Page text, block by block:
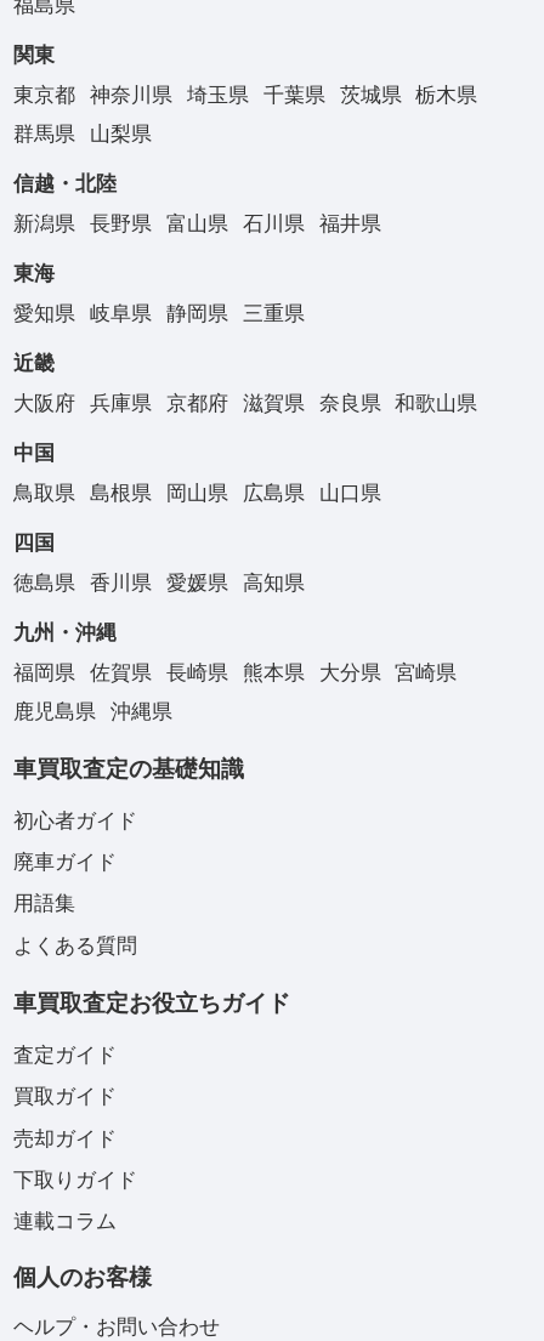
福島県
関東
東京都
神奈川県 埼玉県 千葉県 茨城県
栃木県
群馬県
山梨県
信越・北陸
新潟県
長野県 富山県 石川県 福井県
東海
愛知県
岐阜県 静岡県 三重県
近畿
大阪府
兵庫県 京都府 滋賀県 奈良県 和歌山県
中国
鳥取県
島根県 岡山県 広島県 山口県
四国
徳島県
香川県 愛媛県 高知県
九州・沖縄
福岡県
佐賀県 長崎県 熊本県 大分県
宮崎県
鹿児島県
沖縄県
車買取査定の基礎知識
初心者ガイド
廃車ガイド
用語集
よくある質問
車買取査定お役立ちガイド
査定ガイド
買取ガイド
売却ガイド
下取りガイド
連載コラム
個人のお客様
ヘルプ・お問い合わせ